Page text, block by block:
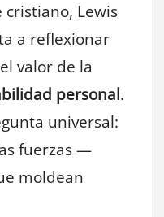
Lewis
a reflexionar
valor de la
personal.
universal:
fuerzas —
moldean